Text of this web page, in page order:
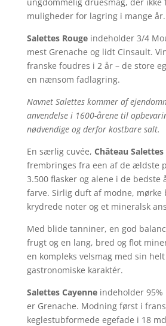
muligheder for lagring i mange år.
Salettes Rougeindeholder 3/4
mest Grenache og lidt Cinsault.
franske foudres i 2 år – de store
en nænsom fadlagring.
Navnet Salettes kommer af
anvendelse i 1600-årene til
nødvendige og derfor kostbare salt.
En særlig cuvée, Château Salettes
frembringes fra een af de ældste
3.500 flasker og alene i de bedste
farve. Sirlig duft af modne,
krydrede noter og et mineralsk
Med blide tanniner, en god
frugt og en lang, bred og flot
en kompleks velsmag med sin
gastronomiske karaktér.
Salettes Cayenneindeholder 95%
er Grenache. Modning først i
keglestubformede egefade i 18